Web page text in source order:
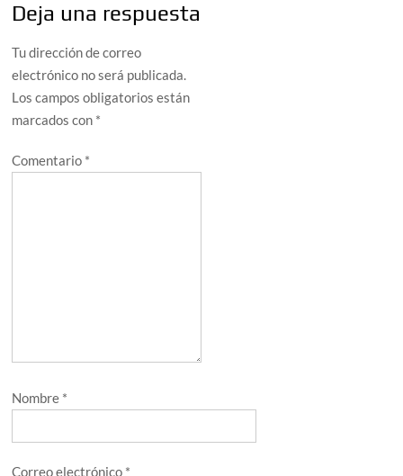
Deja una respuesta
Tu dirección de correo
electrónico no será publicada.
Los campos obligatorios están
marcados con *
Comentario *
Nombre *
Correo electrónico *